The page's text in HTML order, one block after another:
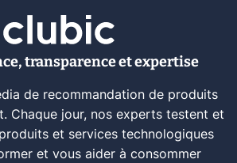
transparence et expertise
de recommandation de produits
Chaque jour, nos experts testent et
et services technologiques
et vous aider à consommer